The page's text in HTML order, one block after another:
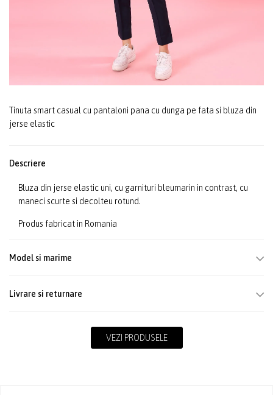
Tinuta smart casual cu pantaloni pana cu dunga pe fata si bluza din
jerse elastic
Descriere
Bluza din jerse elastic uni, cu garnituri bleumarin in contrast, cu
maneci scurte si decolteu rotund.
Produs fabricat in Romania
Model si marime
Livrare si returnare
VEZI PRODUSELE